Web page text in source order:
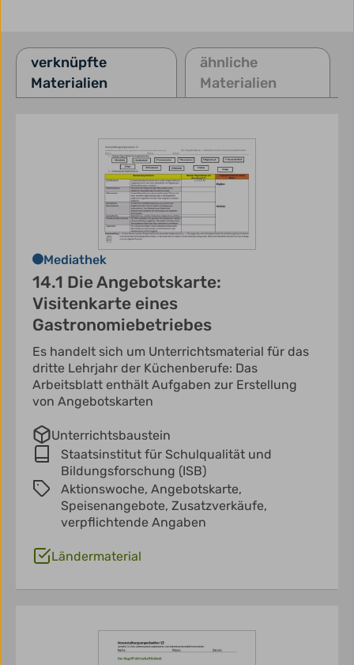
verknüpfte
Materialien
ähnliche
Materialien
Mediathek
14.1 Die Angebotskarte:
Visitenkarte eines
Gastronomiebetriebes
Es handelt sich um Unterrichtsmaterial für das
dritte Lehrjahr der Küchenberufe: Das
Arbeitsblatt enthält Aufgaben zur Erstellung
von Angebotskarten
Unterrichtsbaustein
Staatsinstitut für Schulqualität und
Bildungsforschung (ISB)
Aktionswoche, Angebotskarte,
Speisenangebote, Zusatzverkäufe,
verpflichtende Angaben
Ländermaterial